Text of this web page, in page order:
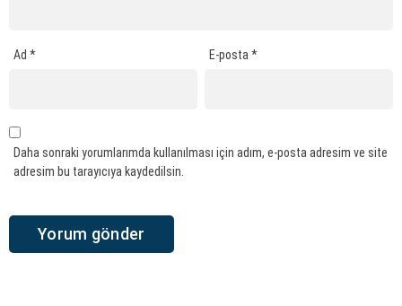
Ad * E-posta*
Daha sonraki yorumlarımda kullanılması için adım, e-posta adresim ve site
adresim bu tarayıcıya kaydedilsin.